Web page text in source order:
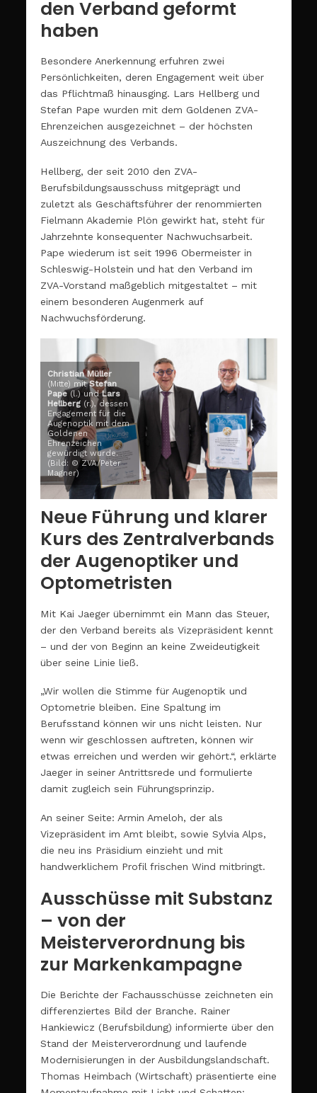
den Verband geformt
haben
Besondere Anerkennung erfuhren zwei
Persönlichkeiten, deren Engagement weit über
das Pflichtmaß hinausging. Lars Hellberg und
Stefan Pape wurden mit dem Goldenen ZVA-
Ehrenzeichen ausgezeichnet – der höchsten
Auszeichnung des Verbands.
Hellberg, der seit 2010 den ZVA-
Berufsbildungsausschuss mitgeprägt und
zuletzt als Geschäftsführer der renommierten
Fielmann Akademie Plön gewirkt hat, steht für
Jahrzehnte konsequenter Nachwuchsarbeit.
Pape wiederum ist seit 1996 Obermeister in
Schleswig-Holstein und hat den Verband im
ZVA-Vorstand maßgeblich mitgestaltet – mit
einem besonderen Augenmerk auf
Nachwuchsförderung.
Christian Müller
(Mitte) mitStefan
Pape(l.) undLars
Hellberg(r.), dessen
Engagement für die
Augenoptik mit dem
Goldenen
Ehrenzeichen
gewürdigt wurde.
(Bild: © ZVA/Peter
Magner)
Neue Führung und klarer
Kurs des Zentralverbands
der Augenoptiker und
Optometristen
Mit Kai Jaeger übernimmt ein Mann das Steuer,
der den Verband bereits als Vizepräsident kennt
– und der von Beginn an keine Zweideutigkeit
über seine Linie ließ.
„Wir wollen die Stimme für Augenoptik und
Optometrie bleiben. Eine Spaltung im
Berufsstand können wir uns nicht leisten. Nur
wenn wir geschlossen auftreten, können wir
etwas erreichen und werden wir gehört.“, erklärte
Jaeger in seiner Antrittsrede und formulierte
damit zugleich sein Führungsprinzip.
An seiner Seite: Armin Ameloh, der als
Vizepräsident im Amt bleibt, sowie Sylvia Alps,
die neu ins Präsidium einzieht und mit
handwerklichem Profil frischen Wind mitbringt.
Ausschüsse mit Substanz
– von der
Meisterverordnung bis
zur Markenkampagne
Die Berichte der Fachausschüsse zeichneten ein
differenziertes Bild der Branche. Rainer
Hankiewicz (Berufsbildung) informierte über den
Stand der Meisterverordnung und laufende
Modernisierungen in der Ausbildungslandschaft.
Thomas Heimbach (Wirtschaft) präsentierte eine